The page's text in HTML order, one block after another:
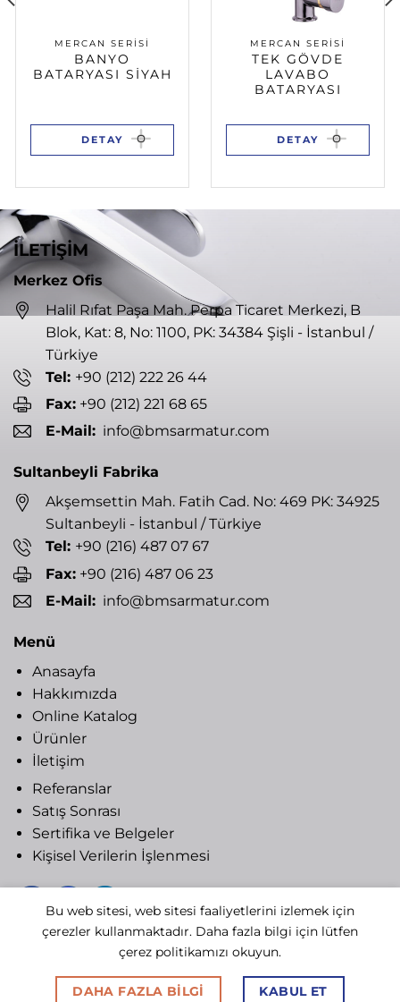
MERCAN SERISI
BANYO
BATARYASI SIYAH
DETAY
MERCAN SERISI
TEK GÖVDE
LAVABO
BATARYASI
DETAY
İLETİŞİM
Merkez Ofis
Halil Rıfat Paşa Mah. Perpa Ticaret Merkezi, B
Blok, Kat: 8, No: 1100, PK: 34384 Şişli - İstanbul /
Türkiye
Tel: +90 (212) 222 26 44
Fax: +90 (212) 221 68 65
E-Mail: info@bmsarmatur.com
Sultanbeyli Fabrika
Akşemsettin Mah. Fatih Cad. No: 469 PK: 34925
Sultanbeyli - İstanbul / Türkiye
Tel: +90 (216) 487 07 67
Fax: +90 (216) 487 06 23
E-Mail: info@bmsarmatur.com
Menü
Anasayfa
Hakkımızda
Online Katalog
Ürünler
İletişim
Referanslar
Satış Sonrası
Sertifika ve Belgeler
Kişisel Verilerin İşlenmesi
Copyright 2020 © BMS ARMATUR
Bu web sitesi, web sitesi faaliyetlerini izlemek için
çerezler kullanmaktadır. Daha fazla bilgi için lütfen
çerez politikamızı okuyun.
DAHA FAZLA BILGI KABUL ET